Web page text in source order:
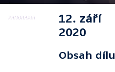
12. září
2020
Obsah dílu